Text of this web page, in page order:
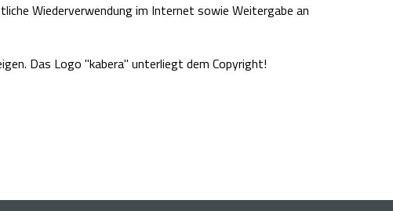
Wiederverwendung im Internet sowie Weitergabe an
Das Logo "kabera" unterliegt dem Copyright!